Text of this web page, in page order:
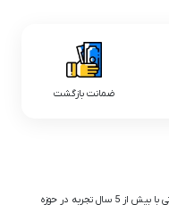
ضمانت بازگشت
اورگیم به عنوان یکی از قدیمی‌ترین فروشگاه های اینترنتی با بیش از 5 سال تجربه در حوزه